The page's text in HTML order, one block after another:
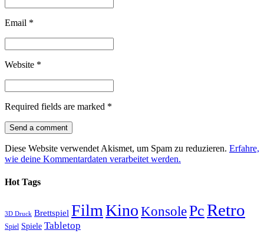
Email *
Website *
Required fields are marked *
Diese Website verwendet Akismet, um Spam zu reduzieren. Erfahre,
wie deine Kommentardaten verarbeitet werden.
Hot Tags
3D Druck Brettspiel FilmKinoKonsolePcRetro
Spiel Spiele Tabletop